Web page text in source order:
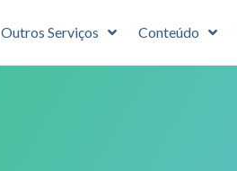
Outros Serviços Conteúdo